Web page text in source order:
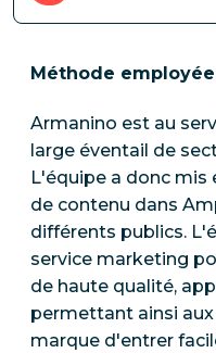
Méthode employée
Armanino est au
large éventail de
L'équipe a donc mis
de contenu dans
différents publics.
service marketing
de haute qualité,
permettant ainsi
marque d'entrer